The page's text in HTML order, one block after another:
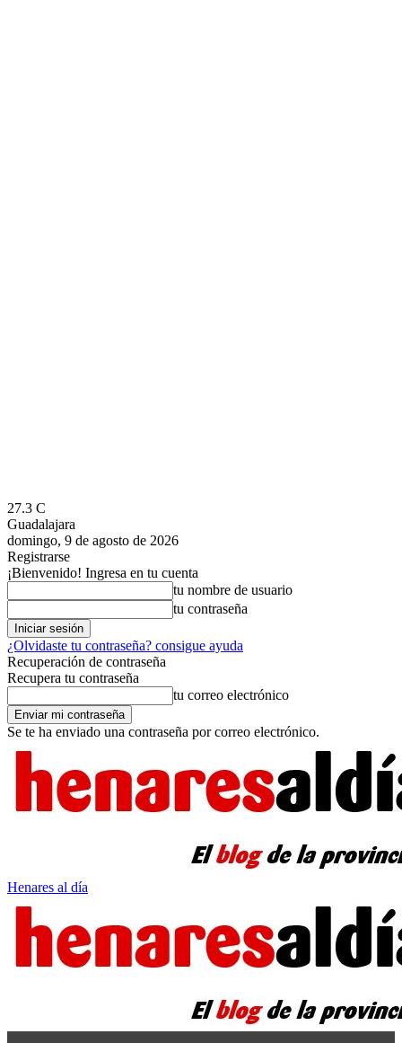
27.3 C
Guadalajara
domingo, 9 de agosto de 2026
Registrarse
¡Bienvenido! Ingresa en tu cuenta
tu nombre de usuario
tu contraseña
¿Olvidaste tu contraseña? consigue ayuda
Recuperación de contraseña
Recupera tu contraseña
tu correo electrónico
Se te ha enviado una contraseña por correo electrónico.
Henares al día